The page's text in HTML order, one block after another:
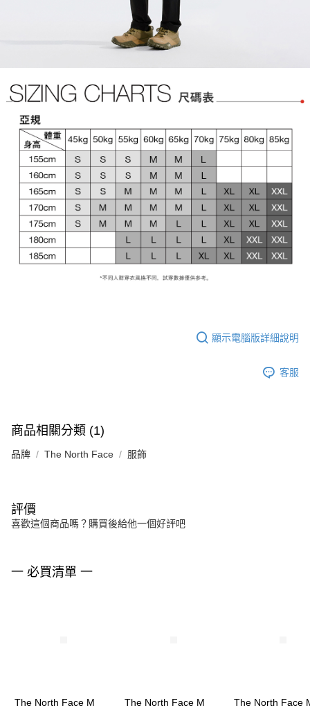
顯示電腦版詳細說明
客服
商品相關分類 (1)
品牌 The North Face 服飾
評價
喜歡這個商品嗎？購買後給他一個好評吧
一 必買清單 一
The North Face M The North Face M The North Face